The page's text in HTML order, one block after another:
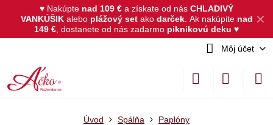
✕
♥ Nakúpte nad 109 € a získate od nás CHLADIVÝ
VANKÚŠIKalebo plážový set akodarček. Ak nakúpite nad
149 € , dostanete od nás zadarmo piknikovú deku ♥
Môj účet
Úvod Spálňa Paplóny